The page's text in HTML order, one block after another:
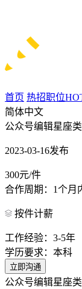
首页 热招职位
简体中文
公众号编辑星座类
2023-03-16发布
300元/件
合作周期：1个月
按件计薪
工作经验：3-5年
学历要求：本科
立即沟通
公众号编辑星座类